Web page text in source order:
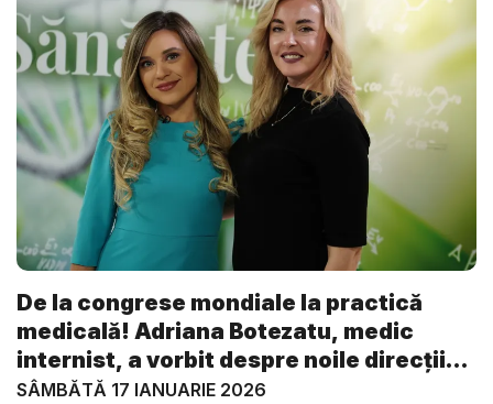
De la congrese mondiale la practică
medicală! Adriana Botezatu, medic
internist, a vorbit despre noile direcții
în...
SÂMBĂTĂ 17 IANUARIE 2026